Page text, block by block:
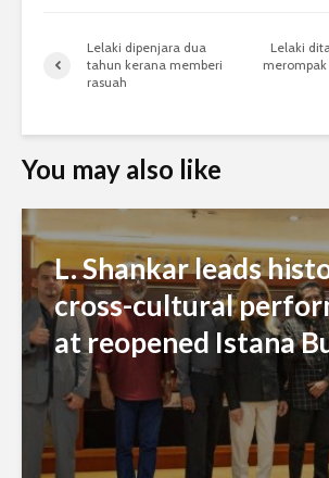
Lelaki dipenjara dua
tahun kerana memberi
rasuah
Lelaki
You may also like
L. Shankar leads
cross-cultural
at reopened Istana